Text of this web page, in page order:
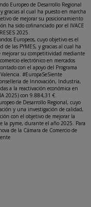
Europeo de Desarrollo Regional
gracias al cual ha puesto en marcha
de mejorar su posicionamiento
ha sido cofinanciado por el IVACE
2025.
Europeos, cuyo objetivo es el
las PYMES, y gracias al cual ha
mejorar su competitividad mediante
electrónico en mercados
con el apoyo del Programa
#EuropaSeSiente
de Innovación, Industria,
a la reactivación económica en
2025) con 9.884,31 €.
de Desarrollo Regional, cuyo
y una investigación de calidad,
con el objetivo de mejorar la
la pyme, durante el año 2025. Para
de la Cámara de Comercio de